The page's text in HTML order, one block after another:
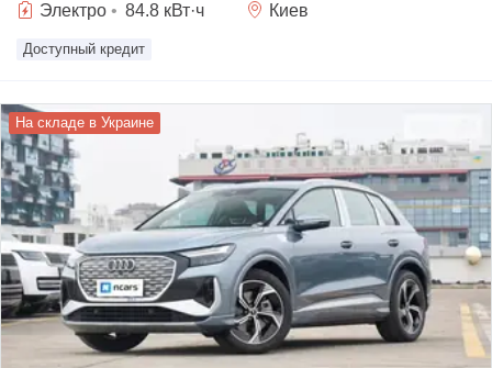
Электро • 84.8 кВт·ч Киев
Доступный кредит
На складе в Украине